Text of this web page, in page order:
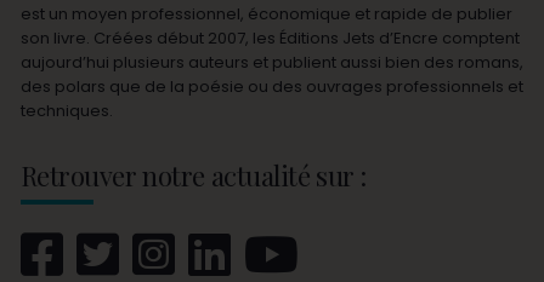
est un moyen professionnel, économique et rapide de publier
son livre. Créées début 2007, les Éditions Jets d’Encre comptent
aujourd’hui plusieurs auteurs et publient aussi bien des romans,
des polars que de la poésie ou des ouvrages professionnels et
techniques.
Retrouver notre actualité sur :